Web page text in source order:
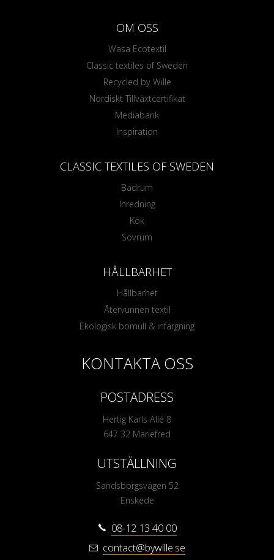
OM OSS
Wasa Ecotextil
Classic textiles of Sweden
Recycled by Wille
Nordiskt Tillväxtcertifikat
Mediabank
Inspiration
CLASSIC TEXTILES OF SWEDEN
Badrum
Inredning
Kök
Sovrum
HÅLLBARHET
Hållbarhet
Återvunnen textil
Ekologisk bomull & infärgning
KONTAKTA OSS
POSTADRESS
Hertig Karls Allé 8
647 32 Mariefred
UTSTÄLLNING
Sandsborgsvägen 52
Enskede
08-12 13 40 00
contact@bywille.se